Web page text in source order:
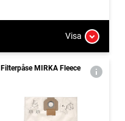
Visa
Filterpåse MIRKA Fleece